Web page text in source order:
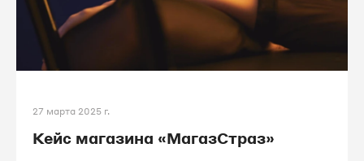
27 марта 2025 г.
Кейс магазина «МагазСтраз»